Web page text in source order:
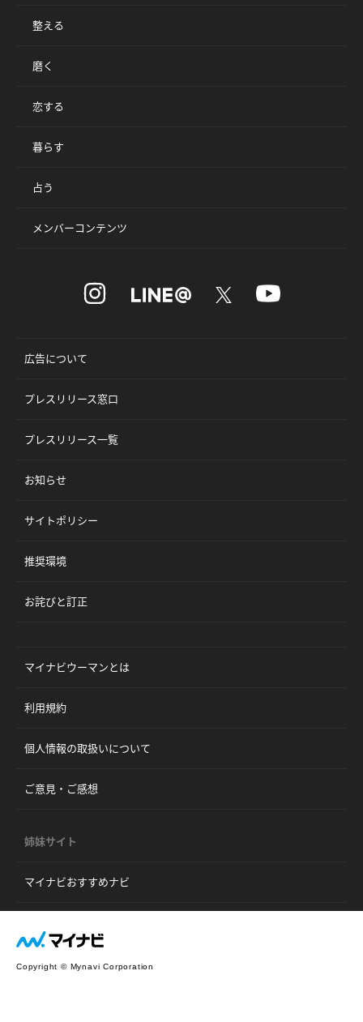
整える
磨く
恋する
暮らす
占う
メンバーコンテンツ
広告について
プレスリリース窓口
プレスリリース一覧
お知らせ
サイトポリシー
推奨環境
お詫びと訂正
マイナビウーマンとは
利用規約
個人情報の取扱いについて
ご意見・ご感想
姉妹サイト
マイナビおすすめナビ
Copyright © Mynavi Corporation